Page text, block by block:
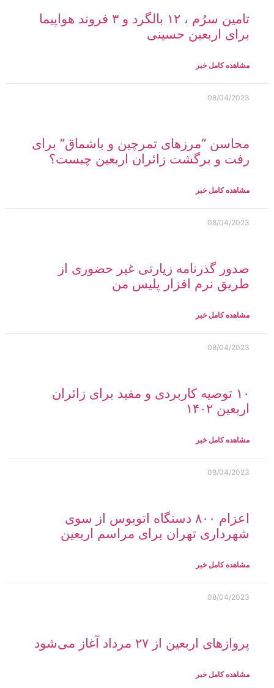
تامین سرُم ، ۱۲ بالگرد و ۳ فروند هواپیما
برای اربعین حسینی
مشاهده کامل خبر
08/04/2023
محاسن “مرزهای تمرچین و باشماق” برای
رفت و برگشت زائران اربعین چیست؟
مشاهده کامل خبر
08/04/2023
صدور گذرنامه زیارتی غیر حضوری از
طریق نرم افزار پلیس من
مشاهده کامل خبر
08/04/2023
۱۰ توصیه‌ کاربردی و مفید برای زائران
اربعین ۱۴۰۲
مشاهده کامل خبر
08/04/2023
اعزام ۸۰۰ دستگاه اتوبوس از سوی
شهرداری تهران برای مراسم اربعین
مشاهده کامل خبر
08/04/2023
پروازهای اربعین از ۲۷ مرداد آغاز می‌شود
مشاهده کامل خبر